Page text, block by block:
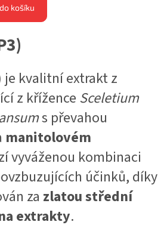
košíku
je kvalitní extrakt z
z křížence Sceletium
s převahou
manitolovém
vyváženou kombinaci
účinků, díky
za zlatou střední
extrakty.